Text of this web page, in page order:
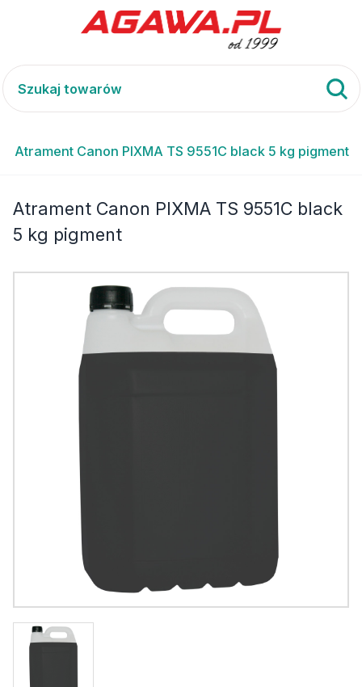
Atrament Canon PIXMA TS 9551C black 5 kg pigment
Atrament Canon PIXMA TS 9551C black
5 kg pigment